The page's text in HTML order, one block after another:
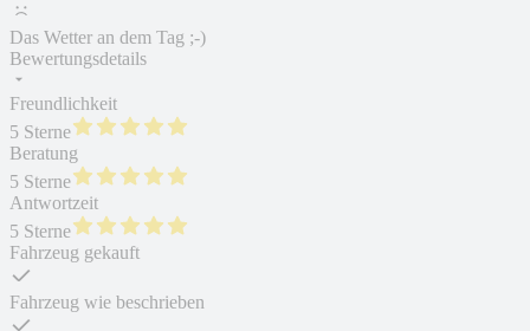
Das Wetter an dem Tag ;-)
Bewertungsdetails
Freundlichkeit
5 Sterne
Beratung
5 Sterne
Antwortzeit
5 Sterne
Fahrzeug gekauft
Fahrzeug wie beschrieben